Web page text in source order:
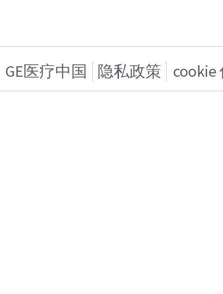
GE医疗中国 隐私政策 cookie